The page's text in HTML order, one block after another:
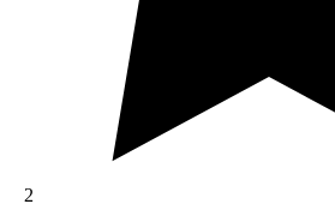
2